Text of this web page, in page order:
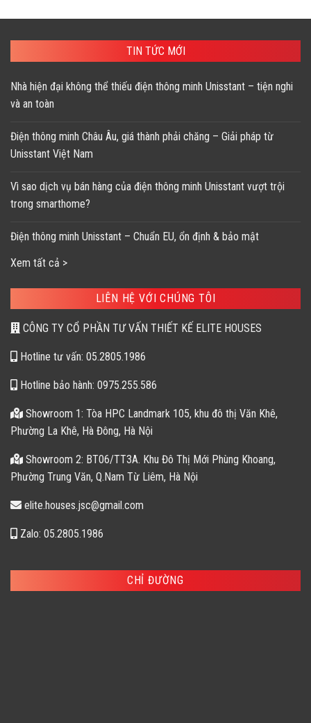
TIN TỨC MỚI
Nhà hiện đại không thể thiếu điện thông minh Unisstant – tiện nghi
và an toàn
Điện thông minh Châu Âu, giá thành phải chăng – Giải pháp từ
Unisstant Việt Nam
Vì sao dịch vụ bán hàng của điện thông minh Unisstant vượt trội
trong smarthome?
Điện thông minh Unisstant – Chuẩn EU, ổn định & bảo mật
Xem tất cả >
LIÊN HỆ VỚI CHÚNG TÔI
CÔNG TY CỔ PHẦN TƯ VẤN THIẾT KẾ ELITE HOUSES
Hotline tư vấn: 05.2805.1986
Hotline bảo hành: 0975.255.586
Showroom 1: Tòa HPC Landmark 105, khu đô thị Văn Khê,
Phường La Khê, Hà Đông, Hà Nội
Showroom 2: BT06/TT3A. Khu Đô Thị Mới Phùng Khoang,
Phường Trung Văn, Q.Nam Từ Liêm, Hà Nội
elite.houses.jsc@gmail.com
Zalo: 05.2805.1986
CHỈ ĐƯỜNG